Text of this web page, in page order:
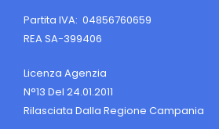
Partita IVA: 04856760659
REA SA-399406
Licenza Agenzia
N°13 Del 24.01.2011
Rilasciata Dalla Regione Campania